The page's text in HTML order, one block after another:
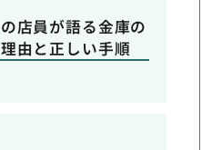
店員が語る金庫の
由と正しい手順